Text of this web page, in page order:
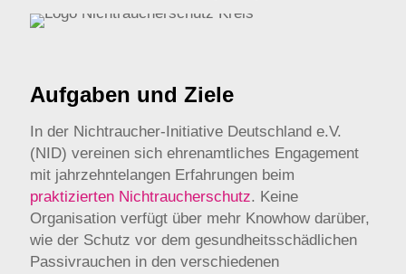
Aufgaben und Ziele
In der Nichtraucher-Initiative Deutschland e.V.
(NID) vereinen sich ehrenamtliches Engagement
mit jahrzehntelangen Erfahrungen beim
praktizierten Nichtraucherschutz. Keine
Organisation verfügt über mehr Knowhow darüber,
wie der Schutz vor dem gesundheitsschädlichen
Passivrauchen in den verschiedenen